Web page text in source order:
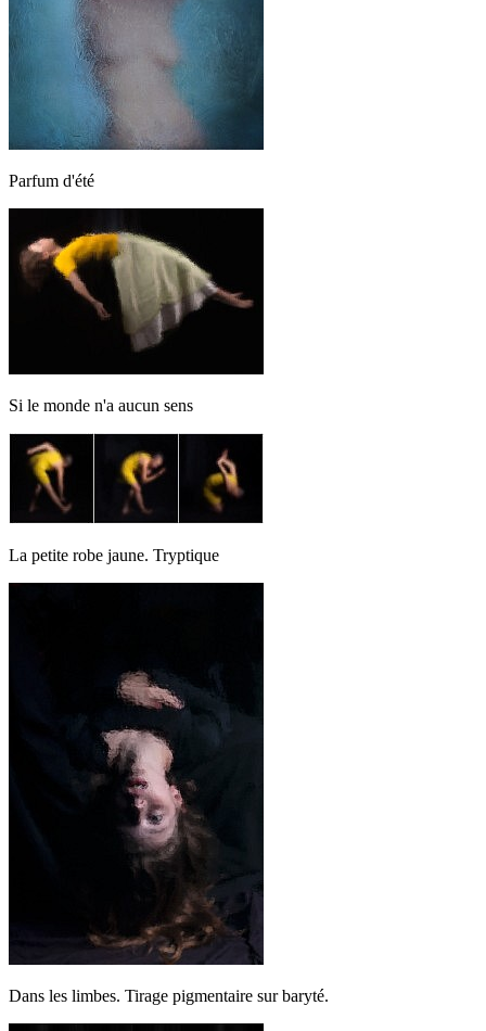
Parfum d'été
Si le monde n'a aucun sens
La petite robe jaune. Tryptique
Dans les limbes. Tirage pigmentaire sur baryté.